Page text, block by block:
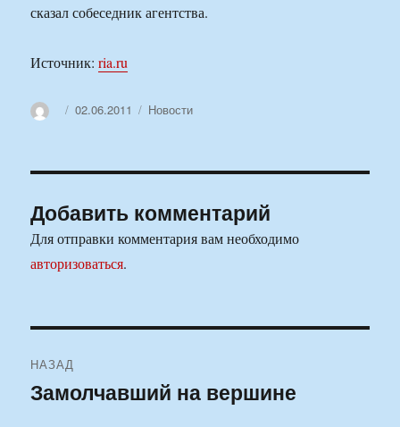
сказал собеседник агентства.
Источник:ria.ru
АвторОпубликовано
02.06.2011 Рубрики
Новости
Добавить комментарий
Для отправки комментария вам необходимо
авторизоваться.
по
НАЗАД
Предыдущая
Замолчавший на вершине